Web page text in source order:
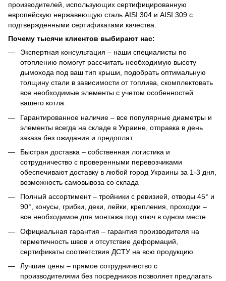
производителей, использующих сертифицированную
европейскую нержавеющую сталь AISI 304 и AISI 309 с
подтвержденными сертификатами качества.
Почему тысячи клиентов выбирают нас:
Экспертная консультация – наши специалисты по
отоплению помогут рассчитать необходимую высоту
дымохода под ваш тип крыши, подобрать оптимальную
толщину стали в зависимости от топлива, скомплектовать
все необходимые элементы с учетом особенностей
вашего котла.
Гарантированное наличие – все популярные диаметры и
элементы всегда на складе в Украине, отправка в день
заказа без ожидания и предоплат
Быстрая доставка – собственная логистика и
сотрудничество с проверенными перевозчиками
обеспечивают доставку в любой город Украины за 1-3 дня,
возможность самовывоза со склада
Полный ассортимент – тройники с ревизией, отводы 45° и
90°, конусы, грибки, деки, лейки, крепления, проходки –
все необходимое для монтажа под ключ в одном месте
Официальная гарантия – гарантия производителя на
герметичность швов и отсутствие деформаций,
сертификаты соответствия ДСТУ на всю продукцию.
Лучшие цены – прямое сотрудничество с
производителями без посредников позволяет предлагать